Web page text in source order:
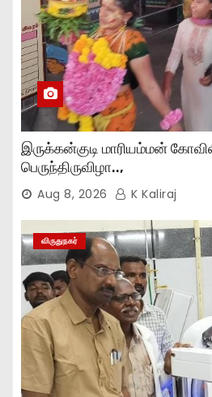
இருக்கன்குடி மாரியம்மன்
பெருந்திருவிழா..,
Aug 8, 2026 K Kaliraj
விருதுநகர்